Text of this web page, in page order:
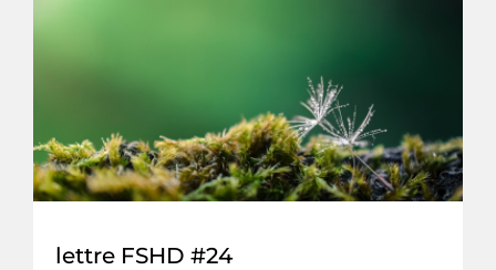
lettre FSHD #24